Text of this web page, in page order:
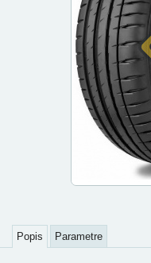
Popis Parametre